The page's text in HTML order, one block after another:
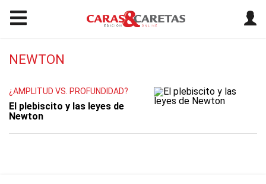
NEWTON
¿AMPLITUD VS. PROFUNDIDAD?
El plebiscito y las leyes de
Newton